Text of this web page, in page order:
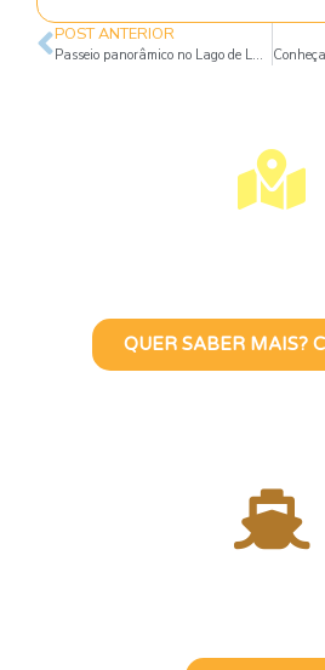
POST ANTERIOR
Passeio panorâmico no Lago de Lugano
QUER SABER MAIS?